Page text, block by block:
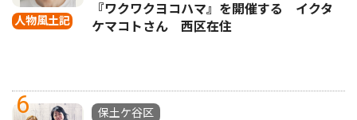
人物風土記
『ワクワクヨコハマ』を開催する イクタ
ケマコトさん 西区在住
6
保土ケ谷区